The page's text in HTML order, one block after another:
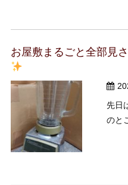
明
お屋敷まるごと全部見
先日
のと
あ
お